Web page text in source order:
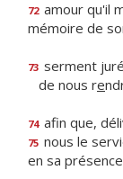
72 amour qu'il
mémoire de
73 serment
de nous re
74 afin que,
75 nous le
en sa